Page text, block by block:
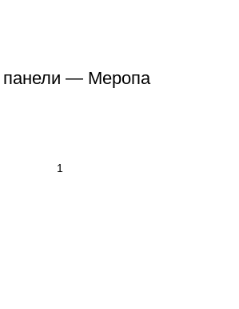
панели — Меропа